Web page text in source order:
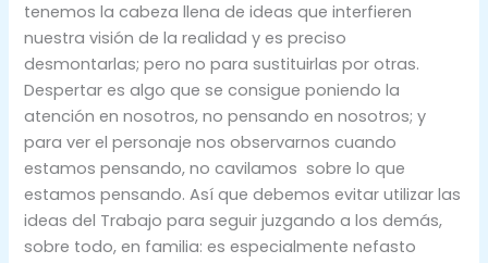
tenemos la cabeza llena de ideas que interfieren
nuestra visión de la realidad y es preciso
desmontarlas; pero no para sustituirlas por otras.
Despertar es algo que se consigue poniendo la
atención en nosotros, no pensando en nosotros; y
para ver el personaje nos observarnos cuando
estamos pensando, no cavilamos sobre lo que
estamos pensando. Así que debemos evitar utilizar las
ideas del Trabajo para seguir juzgando a los demás,
sobre todo, en familia: es especialmente nefasto